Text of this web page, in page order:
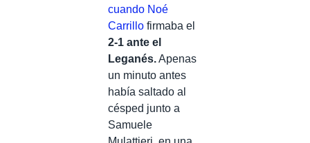
cuando Noé
Carrillo firmaba el
2-1 ante el
Leganés.Apenas
un minuto antes
había saltado al
césped junto a
Samuele